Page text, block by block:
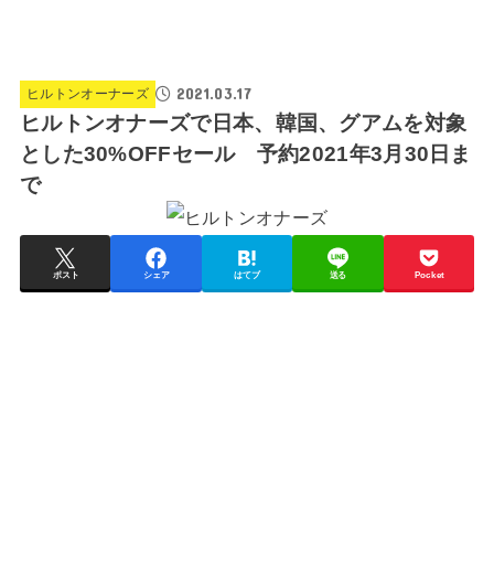
ヒルトンオーナーズ 2021.03.17
ヒルトンオナーズで日本、韓国、グアムを対象
とした30%OFFセール 予約2021年3月30日ま
で
ポスト シェア はてブ 送る Pocket